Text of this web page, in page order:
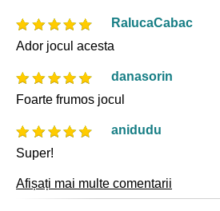
RalucaCabac
Ador jocul acesta
danasorin
Foarte frumos jocul
anidudu
Super!
Afișați mai multe comentarii